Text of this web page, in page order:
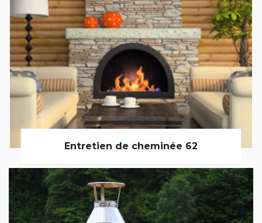
Entretien de cheminée 62